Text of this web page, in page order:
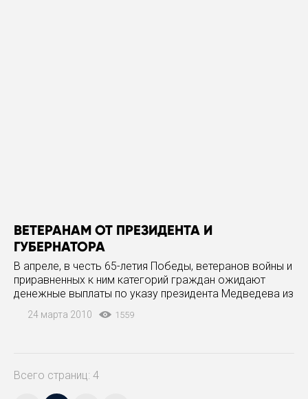
ВЕТЕРАНАМ ОТ ПРЕЗИДЕНТА И
ГУБЕРНАТОРА
В апреле, в честь 65-летия Победы, ветеранов войны и
приравненных к ним категорий граждан ожидают
денежные выплаты по указу президента Медведева из
губернатора Громова из областного. Федеральные
24 марта 2010 1559
Всего страниц: 4